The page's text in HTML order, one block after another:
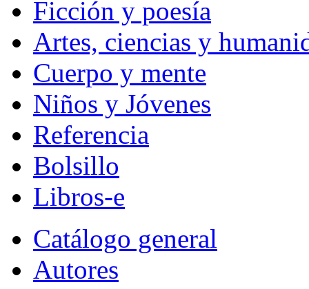
Ficción y poesía
Artes, ciencias y
Cuerpo y mente
Niños y Jóvenes
Referencia
Bolsillo
Libros-e
Catálogo general
Autores